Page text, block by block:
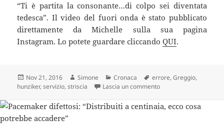
“Ti è partita la consonante…di colpo sei diventata
tedesca”. Il video del fuori onda è stato pubblicato
direttamente da Michelle sulla sua pagina
Instagram. Lo potete guardare cliccandoQUI.
Scritto
il
Nov 21, 2016 Autore
Simone Categorie
Cronaca Tag
errore,Greggio,
hunziker,servizio,striscia Lascia un commentosu Clamoroso